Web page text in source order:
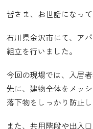
皆さま、お世話になって
石川県金沢市にて、ア
組立を行いました。
今回の現場では、入居
先に、建物全体をメッ
落下物をしっかり防止し
また、共用階段や出入